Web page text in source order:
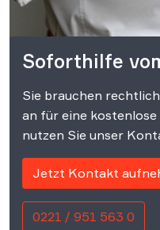
Soforthilfe
Sie brauchen
an für eine
nutzen Sie unser
Jetzt Kontakt
0221 / 951 563 0